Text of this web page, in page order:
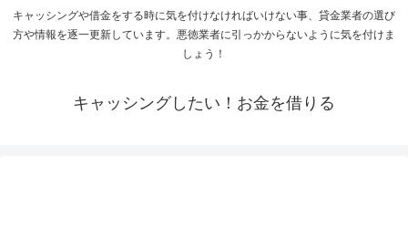
キャッシングや借金をする時に気を付けなければいけない事、貸金業者の選び
方や情報を逐一更新しています。悪徳業者に引っかからないように気を付けま
しょう！
キャッシングしたい！お金を借りる